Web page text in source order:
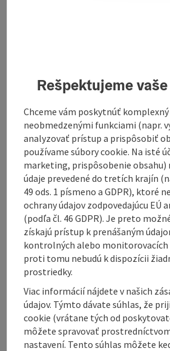
"Cycling is the closest thing to bird
(Louis J. Halle, US naturalist and
In front of you the Innviertel - in
adventure
Get on your bike and discover your
developed bike paths, culture and
perfect variety and shady guest
promising beer and dumpling menu
waiting for you.
Precious countryside
From the small eatery offering
to the noble restaurant, the
density of breweries - nowhere
there more ...
Display complete description
Rešpektujeme
Chceme vám poskytnúť
neobmedzenými funkciami (napr.
analyzovať prístup a prispôsobiť
používame súbory cookie. Na isté
marketing, prispôsobenie obsahu)
údaje prevedené do tretích krajín
49 ods. 1 písmeno a GDPR), ktoré
ochrany údajov zodpovedajúcu EÚ
(podľa čl. 46 GDPR). Je preto
získajú prístup k prenášaným
kontrolných alebo monitorovacích
proti tomu nebudú k dispozícii
prostriedky.
Viac informácií nájdete v našich
údajov. Týmto dávate súhlas, že
cookie (vrátane tých od
môžete spravovať
nastavení. Tento súhlas môžete